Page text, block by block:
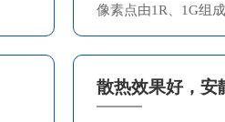
像素点由1R、1G组成
散热效果好，安